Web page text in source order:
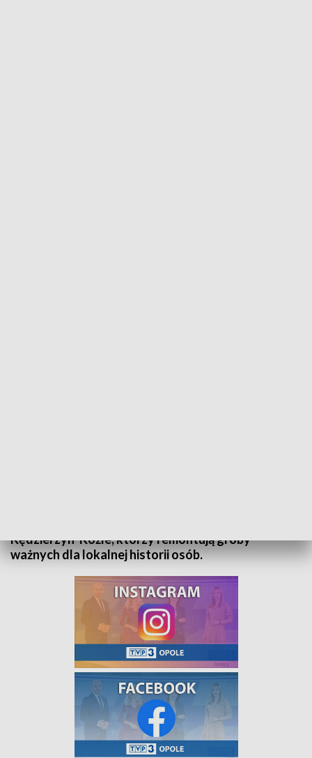
Kędzierzyn-Koźle, którzy remontują groby
ważnych dla lokalnej historii osób.